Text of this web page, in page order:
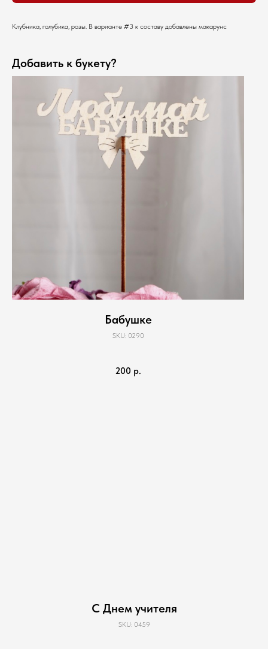
Клубника, голубика, розы. В варианте #3 к составу добавлены макарунс
Добавить к букету?
Бабушке
SKU: 0290
200 р.
С Днем учителя
SKU: 0459